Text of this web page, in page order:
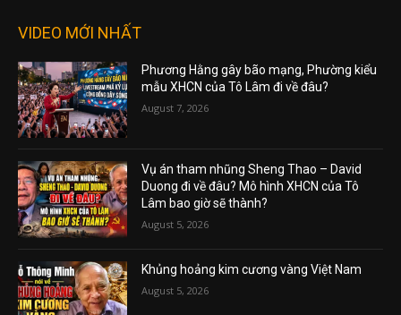
VIDEO MỚI NHẤT
Phương Hằng gây bão mạng, Phường kiểu
mẫu XHCN của Tô Lâm đi về đâu?
August 7, 2026
Vụ án tham nhũng Sheng Thao – David
Duong đi về đâu? Mô hình XHCN của Tô
Lâm bao giờ sẽ thành?
August 5, 2026
Khủng hoảng kim cương vàng Việt Nam
August 5, 2026